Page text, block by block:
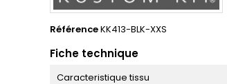
RéférenceKK413-BLK-XXS
Fiche technique
Caracteristique tissu